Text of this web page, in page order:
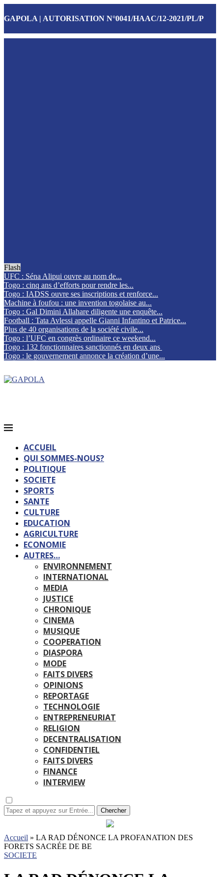
GAPOLA | AUTORISATION N°0041/HAAC/12-2021/PL/P
Flash
UFC : Séna Alipui ouvre au nom de...
Togo : cinq ans d’efforts pour rendre les...
Togo : IADSS ouvre ses inscriptions et renforce...
Machine à foufou : une invention togolaise au...
Togo : Gal Dimini Allahare diligente une enquête...
Football : Tata Avlessi appelle Gianni Infantino et Patrice...
Plus de 40 organisations de la société civile...
Togo : l’UFC en congrès ordinaire ce weekend...
Togo : 132 fonctionnaires sanctionnés en deux ans
Togo : le gouvernement annonce la création d’une...
ACCUEIL
QUI SOMMES-NOUS?
POLITIQUE
SOCIETE
SPORTS
SANTE
CULTURE
EDUCATION
AGRICULTURE
ECONOMIE
AUTRES…
ENVIRONNEMENT
INTERNATIONAL
MEDIA
JUSTICE
CHRONIQUE
CINEMA
MUSIQUE
COOPERATION
DIASPORA
MODE
FAITS DIVERS
OPINIONS
REPORTAGE
TECHNOLOGIE
ENTREPRENEURIAT
RELIGION
DECENTRALISATION
CONFIDENTIEL
FAITS DIVERS
FINANCE
INTERVIEW
Chercher
Accueil » LA RAD DÉNONCE LA PROFANATION DES
FORETS SACRÉE DE BE
SOCIETE